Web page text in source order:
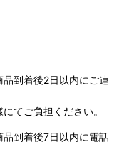
品到着後2日以内にご連
てご負担ください。
到着後7日以内に電話